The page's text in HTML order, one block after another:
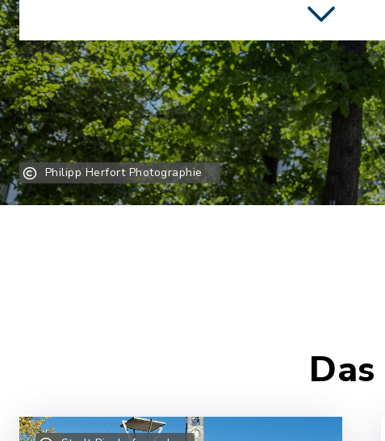
Aug
23
Die Gaußiger
Neukirch Parkplatz Bahnhof
Aug
23
14. Sommerkonzert
Barockschloss Rammenau
Philipp Herfort Photographie